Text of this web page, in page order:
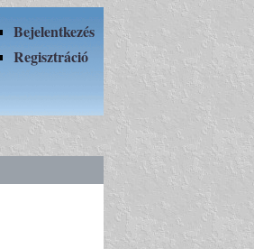
Bejelentkezés
Regisztráció